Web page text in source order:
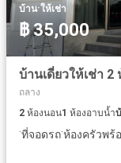
บ้าน·ให้เช่า
฿ 35,000
บ้านเดี่ยวให้เช่า 2
ถลาง
2 ห้องนอน1 ห้องอาบน้ำ
·ที่จอดรถ·ห้องครัวพร้